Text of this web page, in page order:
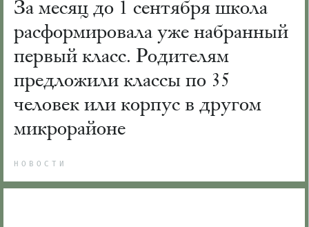
За месяц до 1 сентября школа
расформировала уже набранный
первый класс. Родителям
предложили классы по 35
человек или корпус в другом
микрорайоне
НОВОСТИ